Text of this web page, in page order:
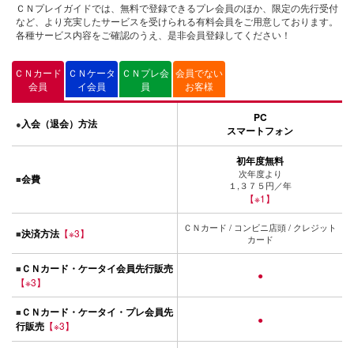
ＣＮプレイガイドでは、無料で登録できるプレ会員のほか、限定の先行受付
など、より充実したサービスを受けられる有料会員をご用意しております。
各種サービス内容をご確認のうえ、是非会員登録してください！
ＣＮカード
会員
ＣＮケータ
イ会員
ＣＮプレ会
員
会員でない
お客様
●入会（退会）方法
PC
スマートフォン
■会費
初年度無料
次年度より
１,３７５円／年
【※1】
■決済方法 【※3】
ＣＮカード / コンビニ店頭 / クレジット
カード
■ＣＮカード・ケータイ会員先行販売
【※3】
●
■ＣＮカード・ケータイ・プレ会員先
行販売 【※3】 ●